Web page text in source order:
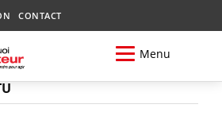
CONTACT
Menu